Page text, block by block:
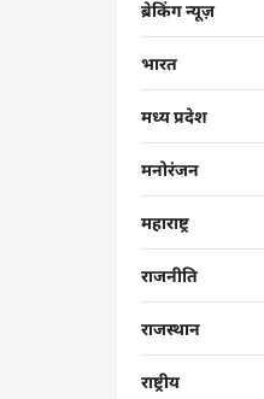
ब्रेकिंग न्यूज़
भारत
मध्य प्रदेश
मनोरंजन
महाराष्ट्र
राजनीति
राजस्थान
राष्ट्रीय